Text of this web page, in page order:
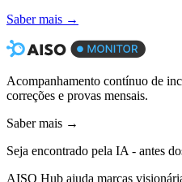
Saber mais →
Acompanhamento contínuo de
correções e provas mensais.
Saber mais →
Seja encontrado pela IA - antes
AISO Hub ajuda marcas